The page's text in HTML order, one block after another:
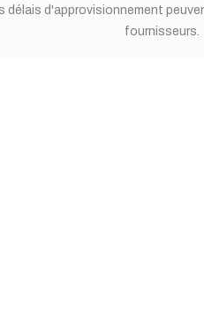
délais d'approvisionnement
fournisseurs.